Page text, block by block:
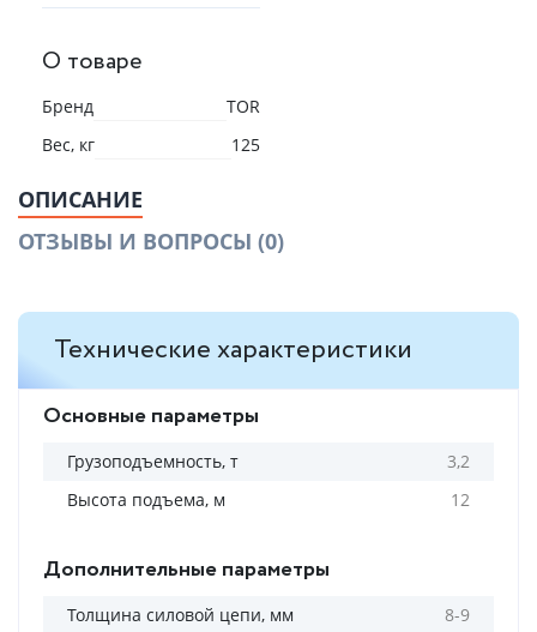
О товаре
Бренд
TOR
Вес, кг
125
ОПИСАНИЕ
ОТЗЫВЫ И ВОПРОСЫ (0)
Технические характеристики
Основные параметры
Грузоподъемность, т
3,2
Высота подъема, м
12
Дополнительные параметры
Толщина силовой цепи, мм
8-9